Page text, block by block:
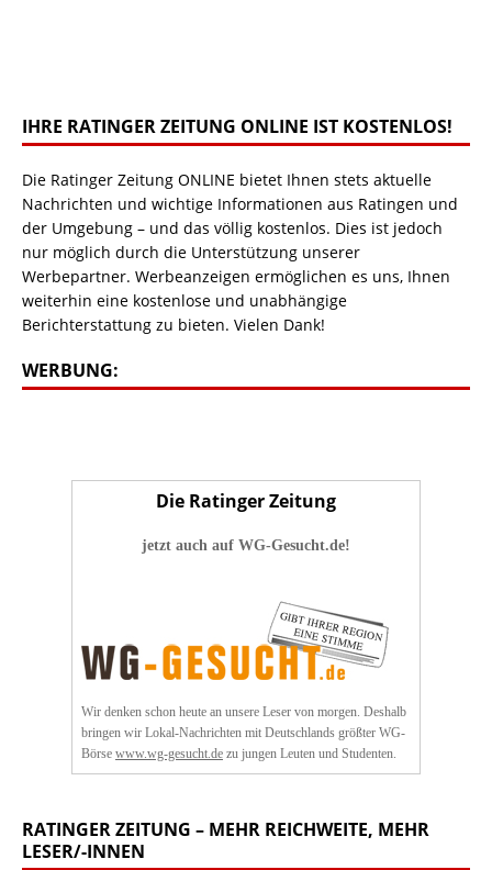
IHRE RATINGER ZEITUNG ONLINE IST KOSTENLOS!
Die Ratinger Zeitung ONLINE bietet Ihnen stets aktuelle
Nachrichten und wichtige Informationen aus Ratingen und
der Umgebung – und das völlig kostenlos. Dies ist jedoch
nur möglich durch die Unterstützung unserer
Werbepartner. Werbeanzeigen ermöglichen es uns, Ihnen
weiterhin eine kostenlose und unabhängige
Berichterstattung zu bieten. Vielen Dank!
WERBUNG:
Die Ratinger Zeitung
jetzt auch auf WG-Gesucht.de!
Wir denken schon heute an unsere Leser von morgen. Deshalb
bringen wir Lokal-Nachrichten mit Deutschlands größter WG-
Börse www.wg-gesucht.de zu jungen Leuten und Studenten.
RATINGER ZEITUNG – MEHR REICHWEITE, MEHR
LESER/-INNEN